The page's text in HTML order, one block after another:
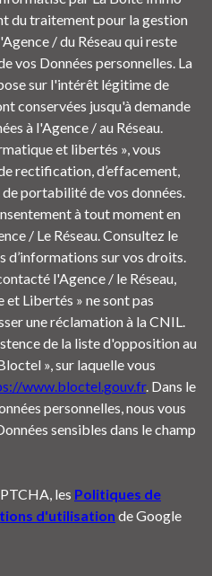
du traitement pour la gestion
/ du Réseau qui reste
vos Données personnelles. La
sur l'intérêt légitime de
conservées jusqu'à demande
à l'Agence / au Réseau.
et libertés », vous
rectification, d’effacement,
portabilité de vos données.
à tout moment en
/ Le Réseau. Consultez le
d’informations sur vos droits.
l'Agence / le Réseau,
Libertés » ne sont pas
une réclamation à la CNIL.
de la liste d'opposition au
», sur laquelle vous
www.bloctel.gouv.fr. Dans le
personnelles, nous vous
sensibles dans le champ
les Politiques de
d'utilisation de Google